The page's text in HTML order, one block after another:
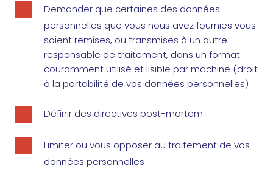
Demander que certaines des données
personnelles que vous nous avez fournies vous
soient remises, ou transmises à un autre
responsable de traitement, dans un format
couramment utilisé et lisible par machine (droit
à la portabilité de vos données personnelles)
Définir des directives post-mortem
Limiter ou vous opposer au traitement de vos
données personnelles